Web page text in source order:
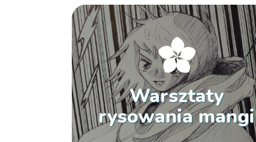
Warsztaty
rysowania mangi